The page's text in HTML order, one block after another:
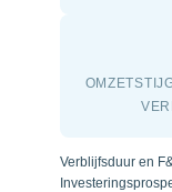
Verblijfsduur en